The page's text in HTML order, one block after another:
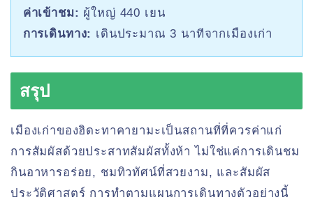
ค่าเข้าชม: ผู้ใหญ่ 440 เยน
การเดินทาง: เดินประมาณ 3 นาทีจากเมืองเก่า
สรุป
เมืองเก่าของฮิดะทาคายามะเป็นสถานที่ที่ควรค่าแก่
การสัมผัสด้วยประสาทสัมผัสทั้งห้า ไม่ใช่แค่การเดินชม
กินอาหารอร่อย, ชมทิวทัศน์ที่สวยงาม, และสัมผัส
ประวัติศาสตร์ การทำตามแผนการเดินทางตัวอย่างนี้